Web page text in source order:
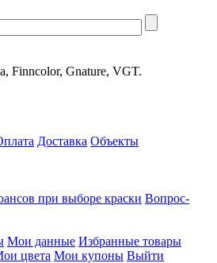
Finncolor, Gnature, VGT.
Доставка Объекты
при выборе краски Вопрос-
Мои данные Избранные товары
цвета Мои купоны Выйти